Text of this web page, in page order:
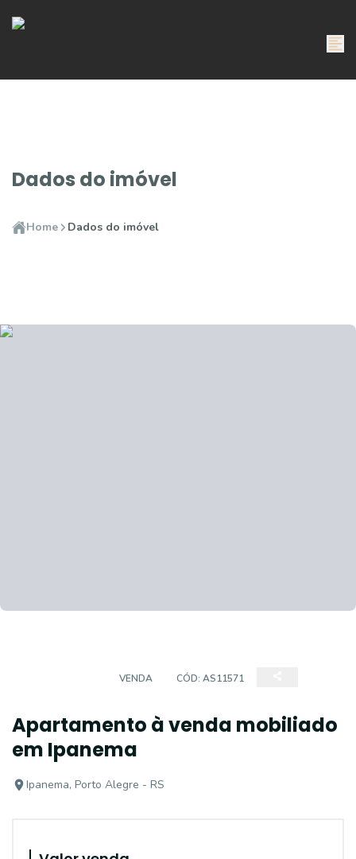
Dados do imóvel
Home Dados do imóvel
VENDA CÓD: AS11571
Apartamento à venda mobiliado
em Ipanema
Ipanema, Porto Alegre - RS